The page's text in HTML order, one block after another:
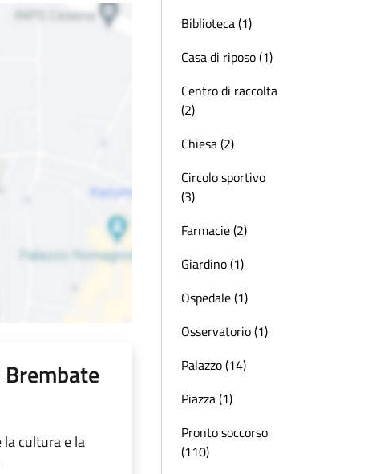
la cultura e la
Biblioteca (1)
Casa di riposo (1)
Centro di raccolta
(2)
Chiesa (2)
Circolo sportivo
(3)
Farmacie (2)
Giardino (1)
Ospedale (1)
Osservatorio (1)
Palazzo (14)
Piazza (1)
Pronto soccorso
(110)